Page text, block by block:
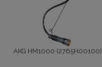
AKG HM1000 (2765H00100)